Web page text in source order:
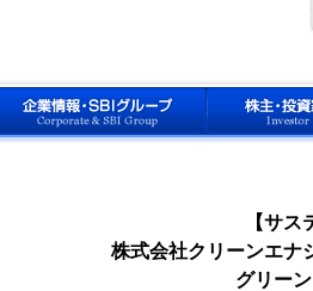
【サス
株式会社クリーンエナ
グリー